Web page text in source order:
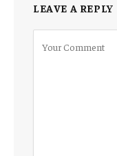
LEAVE A REPLY